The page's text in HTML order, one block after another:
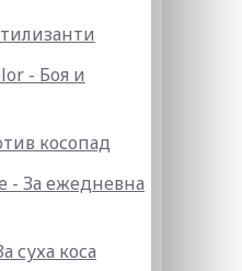
- Боя и
косопад
- За ежедневна
суха коса